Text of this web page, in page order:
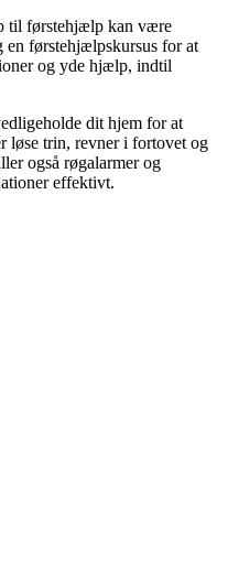
til førstehjælp kan være
førstehjælpskursus for at
og yde hjælp, indtil
dit hjem for at
løse trin, revner i fortovet og
også røgalarmer og
effektivt.